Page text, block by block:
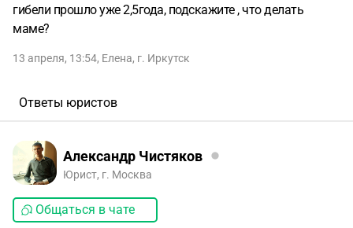
гибели прошло уже 2,5года, подскажите , что делать
маме?
13 апреля, 13:54, Елена, г. Иркутск
Ответы юристов
Александр Чистяков
Юрист, г. Москва
Общаться в чате